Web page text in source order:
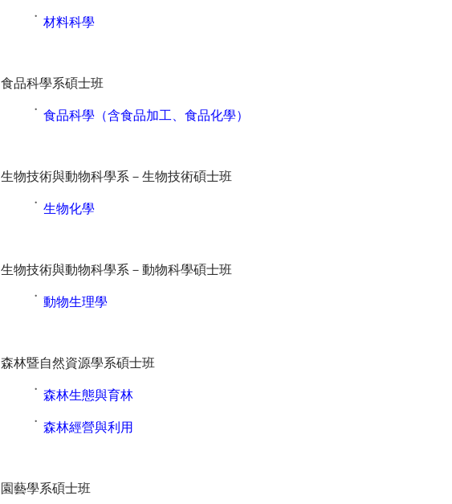
˙ 材料科學
食品科學系碩士班
˙ 食品科學（含食品加工、食品化學）
生物技術與動物科學系－生物技術碩士班
˙ 生物化學
生物技術與動物科學系－動物科學碩士班
˙ 動物生理學
森林暨自然資源學系碩士班
˙ 森林生態與育林
˙ 森林經營與利用
園藝學系碩士班